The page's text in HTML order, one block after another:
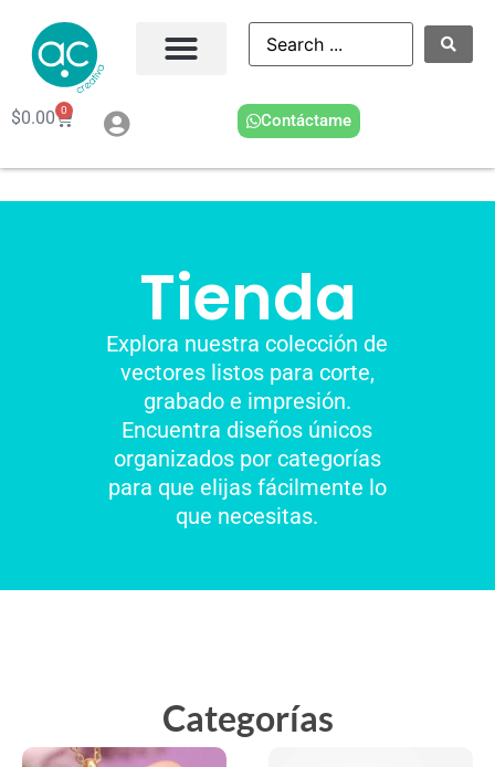
$0.00 0
Contáctame
Tienda
Explora nuestra colección de
vectores listos para corte,
grabado e impresión.
Encuentra diseños únicos
organizados por categorías
para que elijas fácilmente lo
que necesitas.
Categorías